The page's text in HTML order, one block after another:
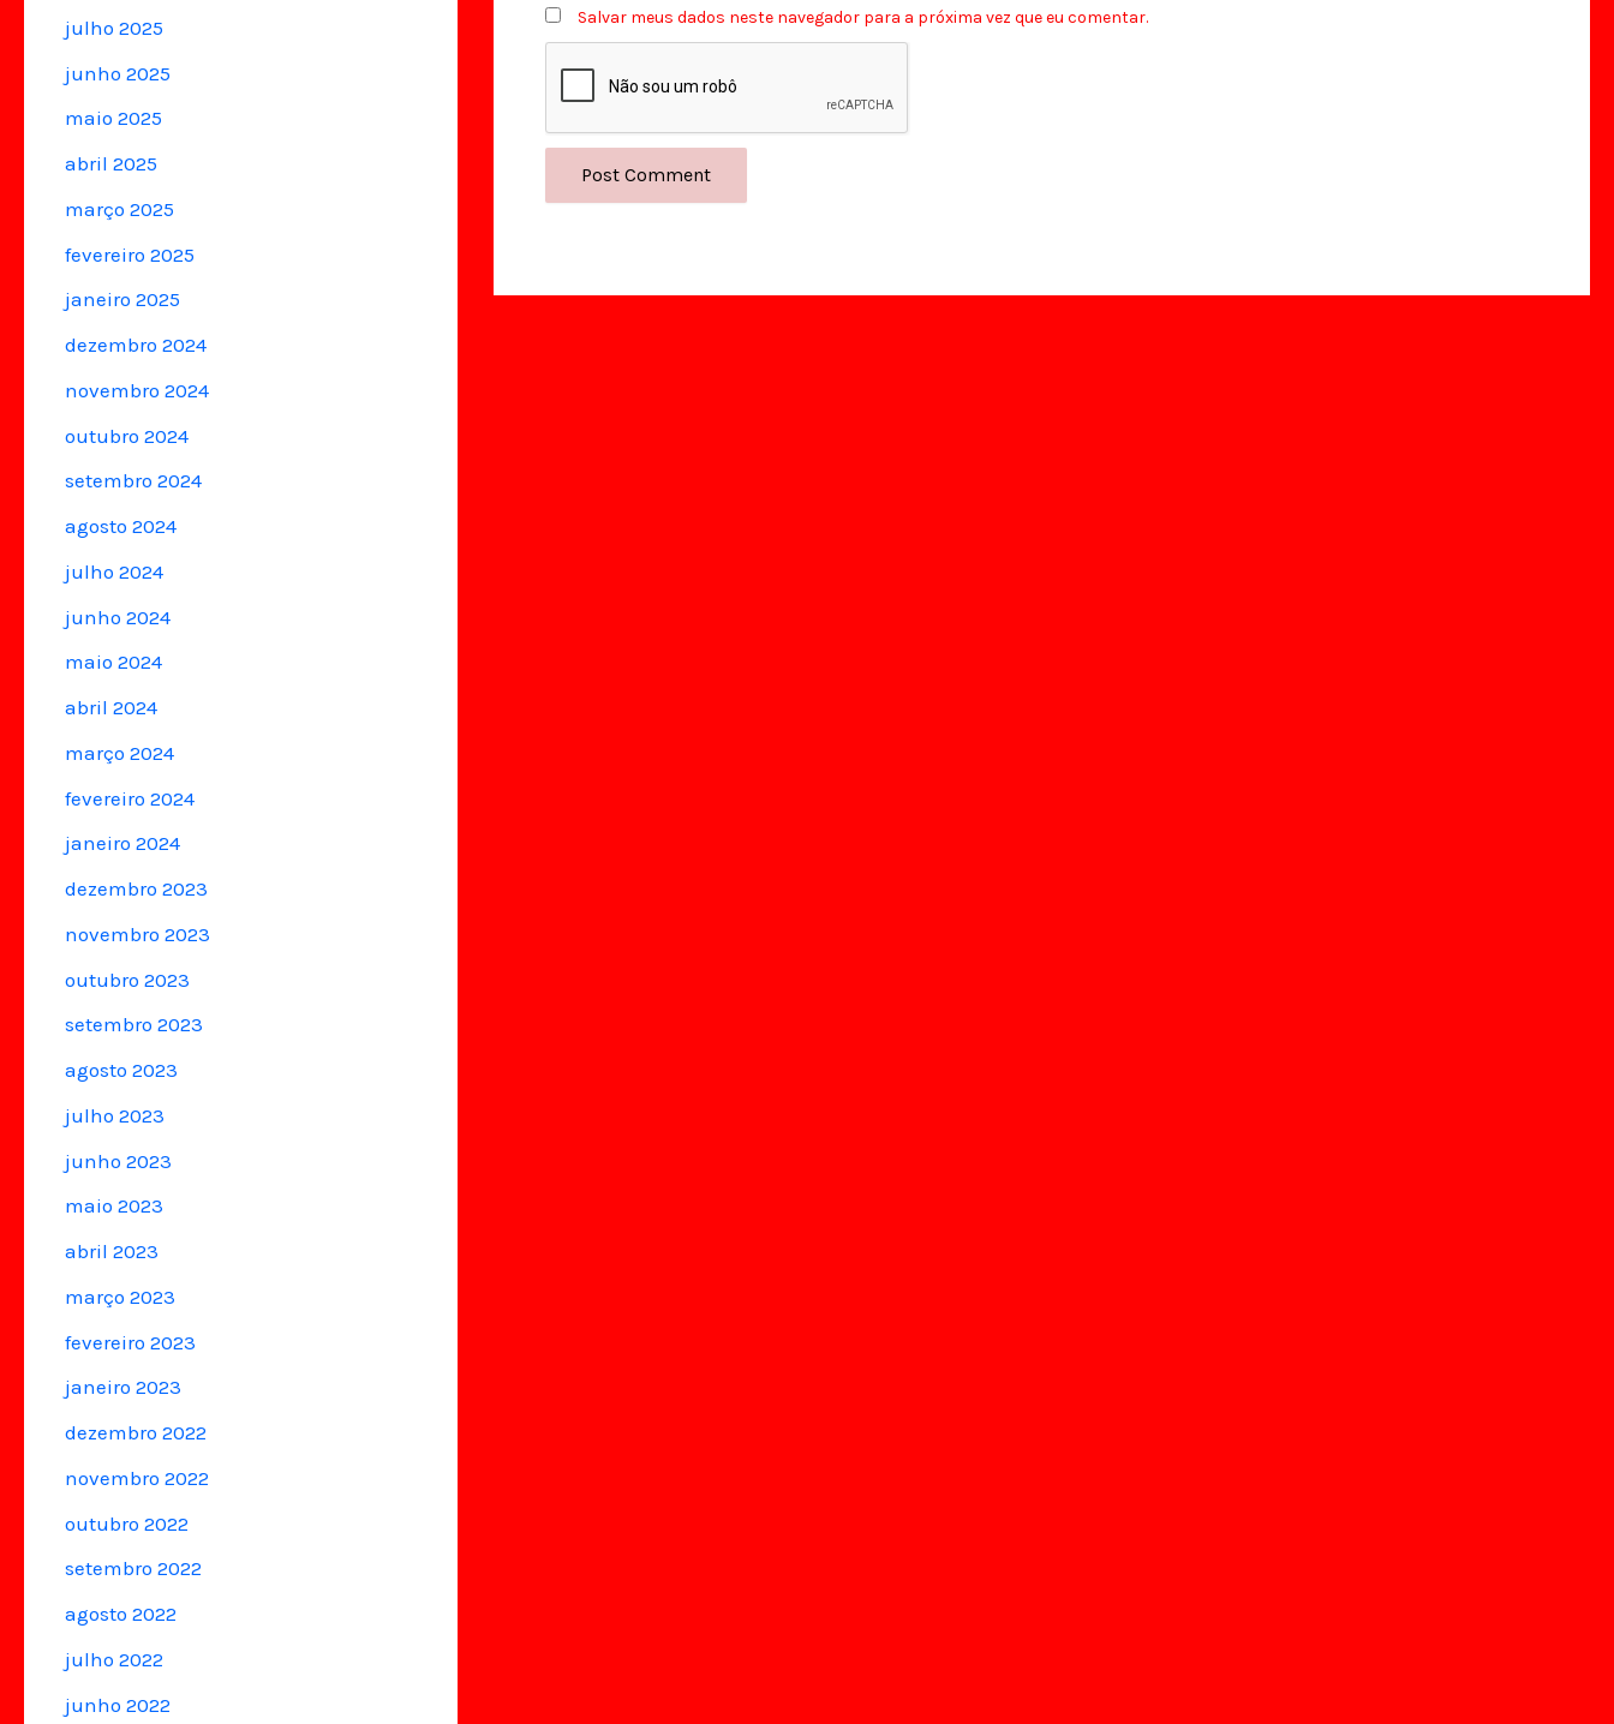
julho 2025
junho 2025
maio 2025
abril 2025
março 2025
fevereiro 2025
janeiro 2025
dezembro 2024
novembro 2024
outubro 2024
setembro 2024
agosto 2024
julho 2024
junho 2024
maio 2024
abril 2024
março 2024
fevereiro 2024
janeiro 2024
dezembro 2023
novembro 2023
outubro 2023
setembro 2023
agosto 2023
julho 2023
junho 2023
maio 2023
abril 2023
março 2023
fevereiro 2023
janeiro 2023
dezembro 2022
novembro 2022
outubro 2022
setembro 2022
agosto 2022
julho 2022
junho 2022
Salvar meus dados neste navegador para a próxima vez que eu comentar.